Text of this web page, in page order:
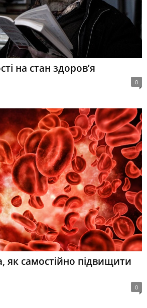
на стан здоров’я
0
як самостійно підвищити
0